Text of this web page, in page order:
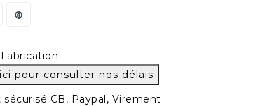
pour consulter nos délais
CB, Paypal, Virement